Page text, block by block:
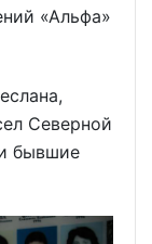
«Альфа»
Северной
бывшие